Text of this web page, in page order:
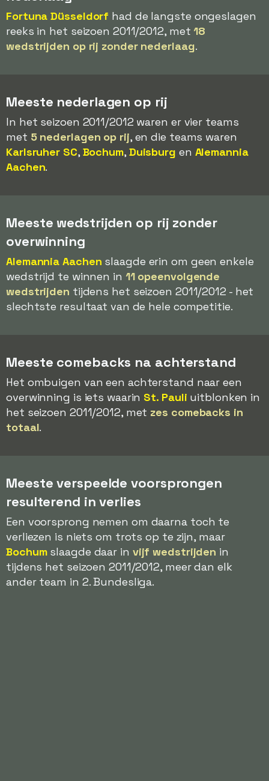
Fortuna Düsseldorf had de langste ongeslagen
reeks in het seizoen 2011/2012, met18
wedstrijden op rij zonder nederlaag.
Meeste nederlagen op rij
In het seizoen 2011/2012 waren er vier teams
met 5 nederlagen op rij, en die teams waren
Karlsruher SC, Bochum, Duisburg en Alemannia
Aachen.
Meeste wedstrijden op rij zonder
overwinning
Alemannia Aachen slaagde erin om geen enkele
wedstrijd te winnen in 11 opeenvolgende
wedstrijden tijdens het seizoen 2011/2012 - het
slechtste resultaat van de hele competitie.
Meeste comebacks na achterstand
Het ombuigen van een achterstand naar een
overwinning is iets waarin St. Pauli uitblonken in
het seizoen 2011/2012, met zes comebacks in
totaal.
Meeste verspeelde voorsprongen
resulterend in verlies
Een voorsprong nemen om daarna toch te
verliezen is niets om trots op te zijn, maar
Bochumslaagde daar in vijf wedstrijden in
tijdens het seizoen 2011/2012, meer dan elk
ander team in 2. Bundesliga.